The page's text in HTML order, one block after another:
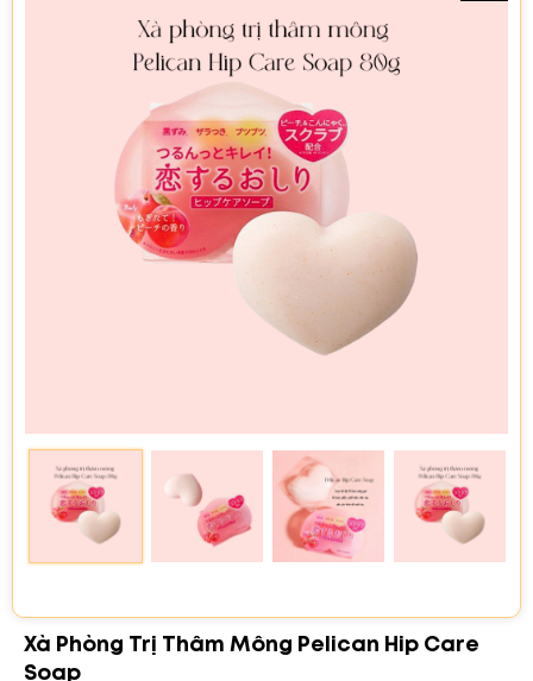
Xà Phòng Trị Thâm Mông Pelican Hip Care
Soap